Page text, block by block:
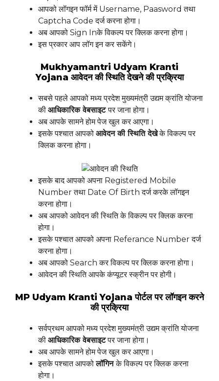
आपको लॉगइन फॉर्म में Username, Paasword तथा
Captcha Code दर्ज करना होगा।
अब आपको Sign Inके विकल्प पर क्लिक करना होगा।
इस प्रकार आप लॉग इन कर सकेंगे।
Mukhyamantri Udyam Kranti
Yojana आवेदन की स्थिति देखने की प्रक्रिया
सबसे पहले आपको मध्य प्रदेश मुख्यमंत्री उद्यम क्रांति योजना
की आधिकारिक वेबसाइटपर जाना होगा।
अब आपके सामने होम पेज खुल कर आएगा।
इसके पश्चात आपको आवेदन की स्थिति देखेके विकल्प पर
क्लिक करना होगा।
इसके बाद आपको अपना Registered Mobile
Number तथा Date Of Birth दर्ज करके लॉगइन
करना होगा।
अब आपको आवेदन की स्थिति के विकल्प पर क्लिक करना
होगा।
इसके पश्चात आपको अपना Referance Number दर्ज
करना होगा।
अब आपको Search कर विकल्प पर क्लिक करना होगा।
आवेदन की स्थिति आपके कंप्यूटर स्क्रीन पर होगी।
MP Udyam Kranti Yojana पोर्टल पर लॉगइन करने
की प्रक्रिया
सर्वप्रथम आपको मध्य प्रदेश मुख्यमंत्री उद्यम क्रांति योजना
की आधिकारिक वेबसाइटपर जाना होगा।
अब आपके सामने होम पेज खुल कर आएगा।
इसके पश्चात आपकोलॉगिनके विकल्प पर क्लिक करना
होगा।